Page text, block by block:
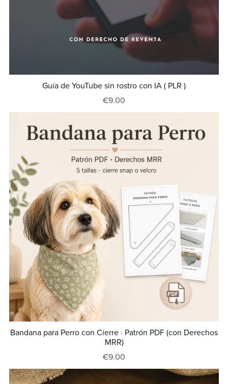
Guía de YouTube sin rostro con IA ( PLR )
€9.00
Bandana para Perro con Cierre · Patrón PDF (con Derechos
MRR)
€9.00